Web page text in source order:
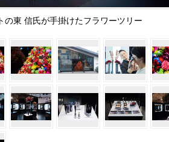
の東 信氏が手掛けたフラワーツリー